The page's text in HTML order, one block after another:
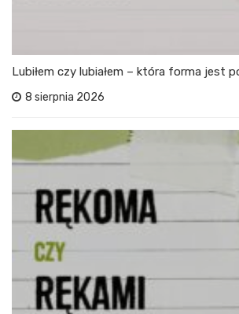
Lubiłem czy lubiałem – która forma jest
8 sierpnia 2026